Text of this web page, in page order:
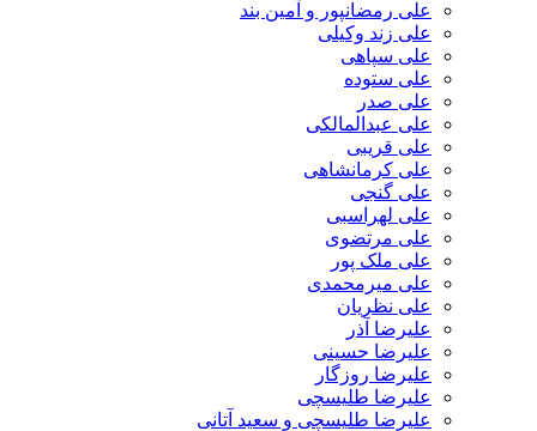
علی رمضانپور و آمین بند
علی زند وکیلی
علی سپاهی
علی ستوده
علی صدر
علی عبدالمالکی
علی قریبی
علی کرمانشاهی
علی گنجی
علی لهراسبی
علی مرتضوی
علی ملک پور
علی میرمحمدی
علی نظریان
علیرضا آذر
علیرضا حسینی
علیرضا روزگار
علیرضا طلیسچی
علیرضا طلیسچی و سعید آتانی